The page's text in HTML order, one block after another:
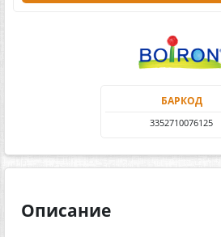
БАРКОД
3352710076125
Описание